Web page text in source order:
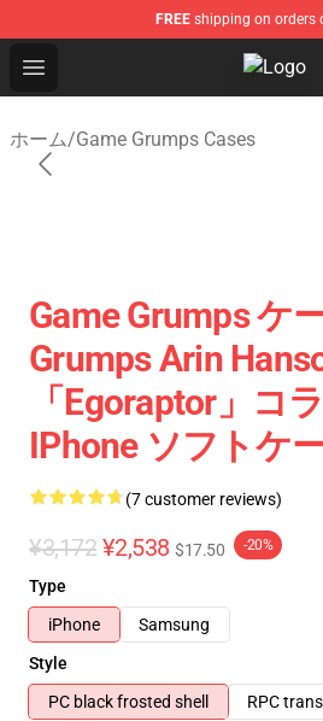
FREE shipping on orders
Open menu Game
ホーム/Game Grumps Cases
Game Grumps ケ
Grumps Arin
「Egoraptor」コ
IPhone ソフトケ
(7 customer reviews)
¥3,172 ¥2,538 $17.50 -20%
Type
iPhone
Samsung
Style
PC black frosted shell
RPC